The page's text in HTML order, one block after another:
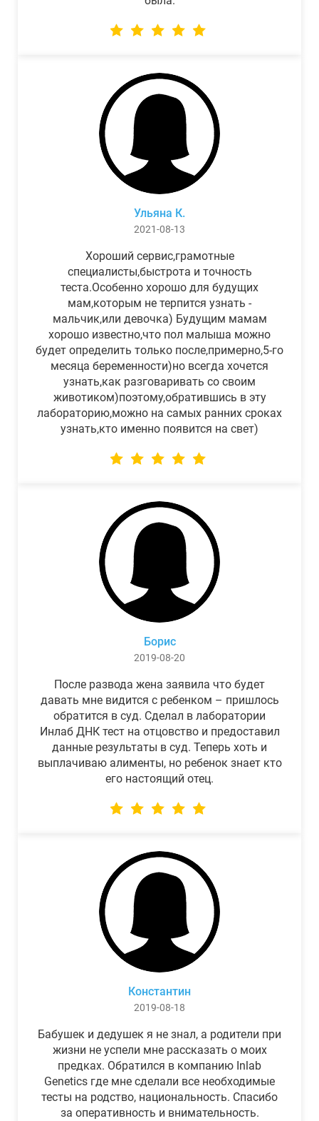
Ульяна К.
2021-08-13
Хороший сервис,грамотные
специалисты,быстрота и точность
теста.Особенно хорошо для будущих
мам,которым не терпится узнать -
мальчик,или девочка) Будущим мамам
хорошо известно,что пол малыша можно
будет определить только после,примерно,5-го
месяца беременности)но всегда хочется
узнать,как разговаривать со своим
животиком)поэтому,обратившись в эту
лабораторию,можно на самых ранних сроках
узнать,кто именно появится на свет)
Борис
2019-08-20
После развода жена заявила что будет
давать мне видится с ребенком – пришлось
обратится в суд. Сделал в лаборатории
Инлаб ДНК тест на отцовство и предоставил
данные результаты в суд. Теперь хоть и
выплачиваю алименты, но ребенок знает кто
его настоящий отец.
Константин
2019-08-18
Бабушек и дедушек я не знал, а родители при
жизни не успели мне рассказать о моих
предках. Обратился в компанию Inlab
Genetics где мне сделали все необходимые
тесты на родство, национальность. Спасибо
за оперативность и внимательность.